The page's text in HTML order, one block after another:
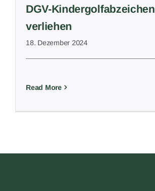
DGV-Kindergolfabzeichen
verliehen
18. Dezember 2024
Read More